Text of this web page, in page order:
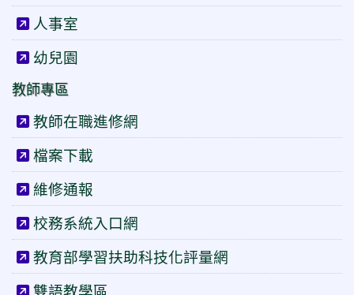
人事室
幼兒園
教師專區
教師在職進修網
檔案下載
維修通報
校務系統入口網
教育部學習扶助科技化評量網
雙語教學區